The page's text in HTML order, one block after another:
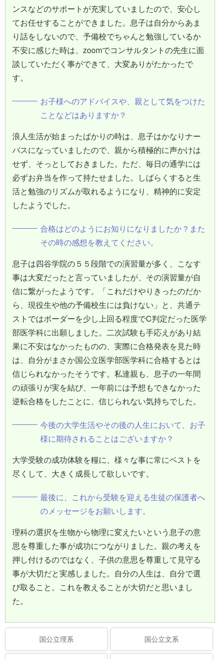
ンスなどのサポートが充実していましたので、安心し
てお任せすることができました。息子は自分からあま
り話をしないので、予備校でちゃんと勉強しているか
不安に感じた時は、zoomでコンサルタントの先生に面
談していただく事ができて、大変ありがたかったで
す。
お子様へのアドバイスや、親として気をつけた
ことなどはありますか？
浪人生活が始まったばかりの時は、息子はかなりナー
バスになっていましたので、親から積極的に声かけは
せず、そっとしておきました。ただ、毎日の通学には
必ずお弁当を作って持たせました。しばらくすると生
活と勉強のリズムが取れるようになり、精神的に安定
したようでした。
合格はどのようにお知りになりましたか？また
その時の感想を教えてください。
息子は四谷学院の５５段階での演習量が多く、こなす
事は大変だったと言っていましたが、その演習量が自
信に繋がったようです。「これだけやりきったのだか
ら、現役生や他の予備校生には負けない」と、共通テ
ストではボーダーを少し上回る程度でC判定だった医学
部医学科に出願しました。二次試験も手応えがあり結
果に不安はなかったものの、実際に合格発表を見た時
は、自分がまさか国公立医学部医学科に合格するとは
信じられなかったそうです。私達親も、息子の一年間
の頑張りが実を結び、一年前には予想もできなかった
逆転合格をしたことに、信じられない気持ちでした。
今後の大学生活やその後の人生において、お子
様に期待されることはございますか？
大学受験の成功体験を糧に、様々な事に常にベストを
尽くして、大きく成長して欲しいです。
最後に、これから受験を迎える生徒の保護者へ
のメッセージをお願いします。
理科の選択を生物から物理に変えたいという息子の意
思を尊重した事が成功につながりました。親の考えを
押し付けるのではなく、子供の意思を尊重して見守る
事が大切だと実感しました。自分の人生は、自分で選
び取ること。これを教えることが大切だと思いまし
た。
国公立理系 国公立文系